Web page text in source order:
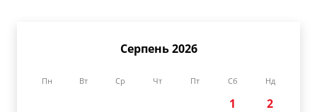
Серпень 2026
Пн Вт Ср Чт Пт Сб Нд
1
2